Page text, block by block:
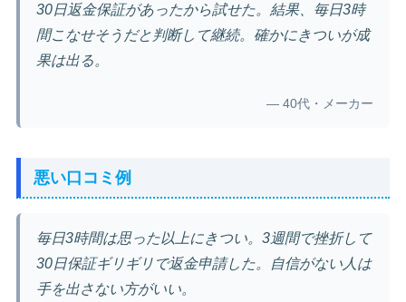
30日返金保証があったから試せた。結果、毎日3時
間こなせそうだと判断して継続。確かにきついが成
果は出る。
— 40代・メーカー
悪い口コミ例
毎日3時間は思った以上にきつい。3週間で挫折して
30日保証ギリギリで返金申請した。自信がない人は
手を出さない方がいい。